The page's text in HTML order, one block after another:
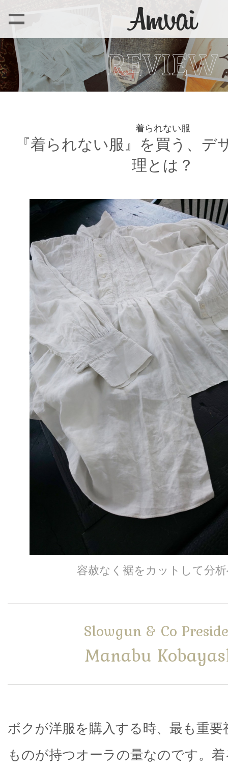
着られない服
『着られない服』を買う、デ
理とは？
容赦なく裾をカットして分
Slowgun & Co
Manabu
ボクが洋服を購入する時、最も重
ものが持つオーラの量なのです。